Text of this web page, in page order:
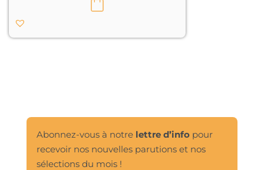
Abonnez-vous à notre lettre d’infopour
recevoir nos nouvelles parutions et nos
sélections du mois !